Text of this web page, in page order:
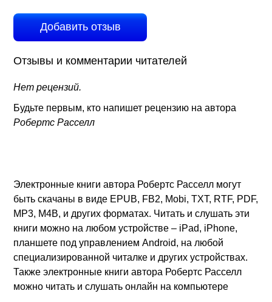
Добавить отзыв
Отзывы и комментарии читателей
Нет рецензий.
Будьте первым, кто напишет рецензию на автора
Робертс Расселл
Электронные книги автора Робертс Расселл могут
быть скачаны в виде EPUB, FB2, Mobi, TXT, RTF, PDF,
MP3, M4B, и других форматах. Читать и слушать эти
книги можно на любом устройстве – iPad, iPhone,
планшете под управлением Android, на любой
специализированной читалке и других устройствах.
Также электронные книги автора Робертс Расселл
можно читать и слушать онлайн на компьютере